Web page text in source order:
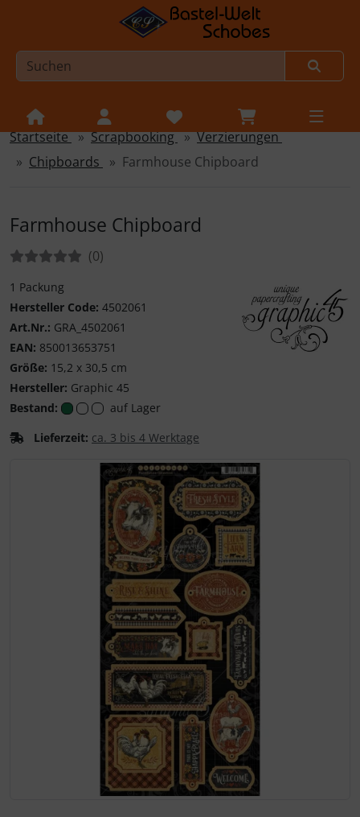
Sprungnavigation
Springe zur Navigation
Springe zum Inhalt
Springe zum Button für Einstellungen
Springe zu den allgemeinen Informationen
Startseite Scrapbooking
Verzierungen
Chipboards
Farmhouse Chipboard
Farmhouse Chipboard
Bewertungen:(0Bewertungen
)
1 Packung
Hersteller Code: 4502061
Art.Nr.: GRA_4502061
EAN: 850013653751
Größe: 15,2 x 30,5 cm
Hersteller: Graphic 45
Bestand:
auf Lager
Lieferzeit: ca. 3 bis 4 Werktage